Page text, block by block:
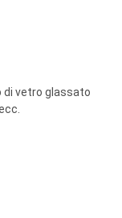
di vetro glassato